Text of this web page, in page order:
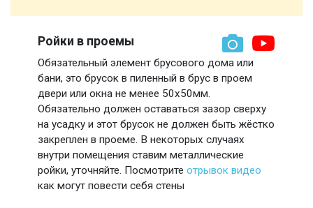
Ройки в проемы
Обязательный элемент брусового дома или
бани, это брусок в пиленный в брус в проем
двери или окна не менее 50х50мм.
Обязательно должен оставаться зазор сверху
на усадку и этот брусок не должен быть жёстко
закреплен в проеме. В некоторых случаях
внутри помещения ставим металлические
ройки, уточняйте. Посмотрите отрывок видео
как могут повести себя стены